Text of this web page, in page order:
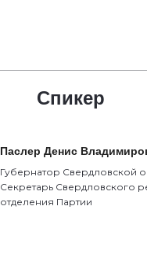
Спикер
Паслер Денис
Губернатор Свердловской
Секретарь Свердловского
отделения Партии